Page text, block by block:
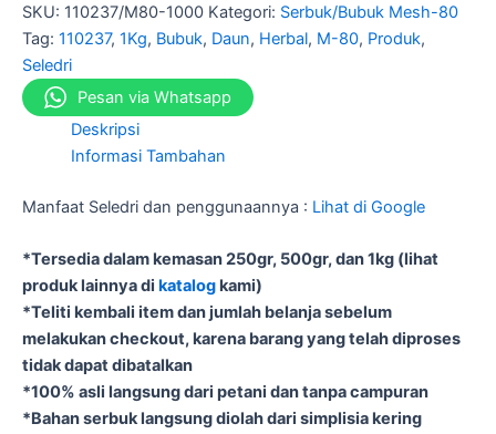
SKU: 110237/M80-1000 Kategori: Serbuk/Bubuk Mesh-80
Tag: 110237, 1Kg, Bubuk, Daun, Herbal, M-80, Produk,
Seledri
Pesan via Whatsapp
Deskripsi
Informasi Tambahan
Manfaat Seledri dan penggunaannya : Lihat di Google
*Tersedia dalam kemasan 250gr, 500gr, dan 1kg (lihat
produk lainnya di katalogkami)
*Teliti kembali item dan jumlah belanja sebelum
melakukan checkout, karena barang yang telah diproses
tidak dapat dibatalkan
*100% asli langsung dari petani dan tanpa campuran
*Bahan serbuk langsung diolah dari simplisia kering